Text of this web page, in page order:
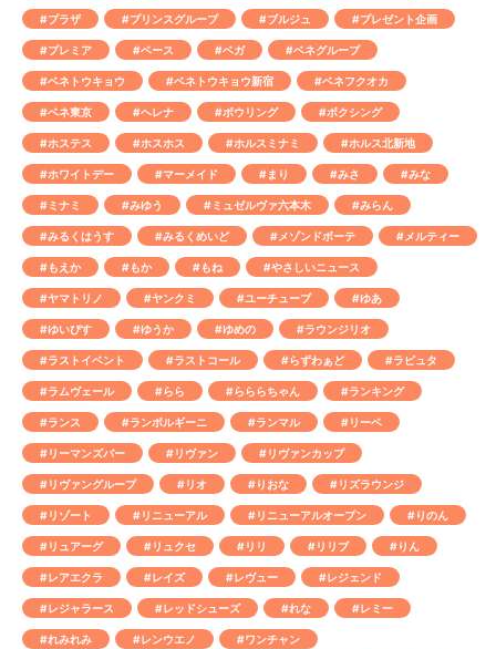
#プラザ #プリンスグループ #ブルジュ #プレゼント企画
#プレミア #ベース #ベガ #ベネグループ
#ベネトウキョウ #ベネトウキョウ新宿 #ベネフクオカ
#ベネ東京 #ヘレナ #ボウリング #ボクシング
#ホステス #ホスホス #ホルスミナミ #ホルス北新地
#ホワイトデー #マーメイド #まり #みさ #みな
#ミナミ #みゆう #ミュゼルヴァ六本木 #みらん
#みるくはうす #みるくめいど #メゾンドボーテ #メルティー
#もえか #もか #もね #やさしいニュース
#ヤマトリノ #ヤンクミ #ユーチューブ #ゆあ
#ゆいぴす #ゆうか #ゆめの #ラウンジリオ
#ラストイベント #ラストコール #らずわぁど #ラピュタ
#ラムヴェール #らら #らららちゃん #ランキング
#ランス #ランボルギーニ #ランマル #リーベ
#リーマンズバー #リヴァン #リヴァンカップ
#リヴァングループ #リオ #りおな #リズラウンジ
#リゾート #リニューアル #リニューアルオープン #りのん
#リュアーグ #リュクセ #リリ #リリブ #りん
#レアエクラ #レイズ #レヴュー #レジェンド
#レジャラース #レッドシューズ #れな #レミー
#れみれみ #レンウエノ #ワンチャン